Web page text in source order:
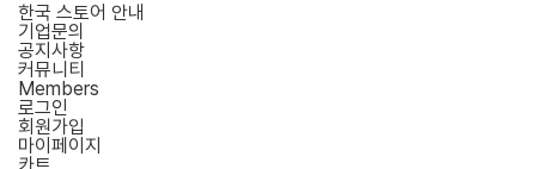
한국 스토어 안내
기업문의
공지사항
커뮤니티
Members
로그인
회원가입
마이페이지